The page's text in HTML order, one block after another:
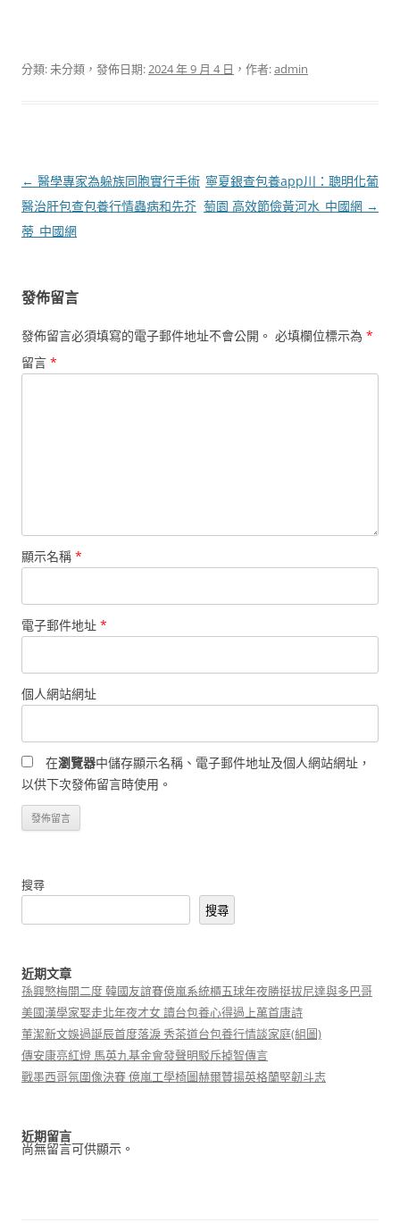
分類: 未分類，發佈日期:2024 年 9 月 4 日 ，作者:admin
文
章
導
← 醫學專家為躲族同胞實行手術
醫治肝包查包養行情蟲病和先芥
蒂_中國網
寧夏銀查包養app川：聰明化葡
萄園 高效節儉黃河水_中國網 →
發佈留言
發佈留言必須填寫的電子郵件地址不會公開。 必填欄位標示為 *
留言 *
顯示名稱 *
電子郵件地址 *
個人網站網址
在瀏覽器中儲存顯示名稱、電子郵件地址及個人網站網址，
以供下次發佈留言時使用。
搜尋
搜尋
近期文章
孫興慜梅開二度 韓國友誼賽億嵐系統櫃五球年夜勝挺拔尼達與多巴哥
美國漢學家娶走北年夜才女 讀台包養心得過上萬首唐詩
董潔新文娛過誕辰首度落淚 秀茶道台包養行情談家庭(組圖)
傳安康亮紅燈 馬英九基金會發聲明駁斥掉智傳言
戰墨西哥氛圍像決賽 億嵐工學椅圖赫爾贊揚英格蘭堅韌斗志
近期留言
尚無留言可供顯示。